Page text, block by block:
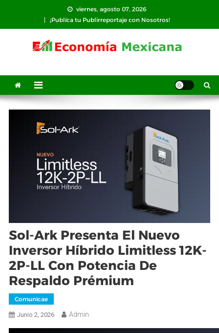
contenido
viernes, agosto 07, 2026
¡Publíca tu Publirreportaje con Nosotros!
Sol-Ark Presenta El Nuevo
Inversor Híbrido Limitless 12K-
2P-LL Con Potencia De
Respaldo Prémium
Comunicae
Junio 2, 2026 Admin